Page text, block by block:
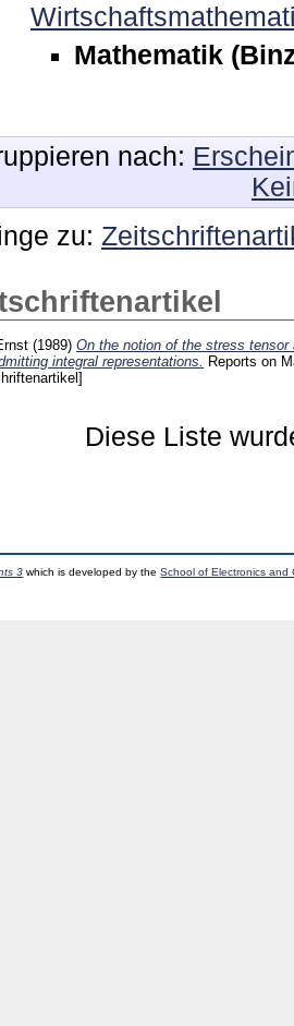
Mathematik
nach:
zu:
(1989) On the notion of the stress
integral representations. Reports on
Diese Liste
3 which is developed by theSchool of Electronics and